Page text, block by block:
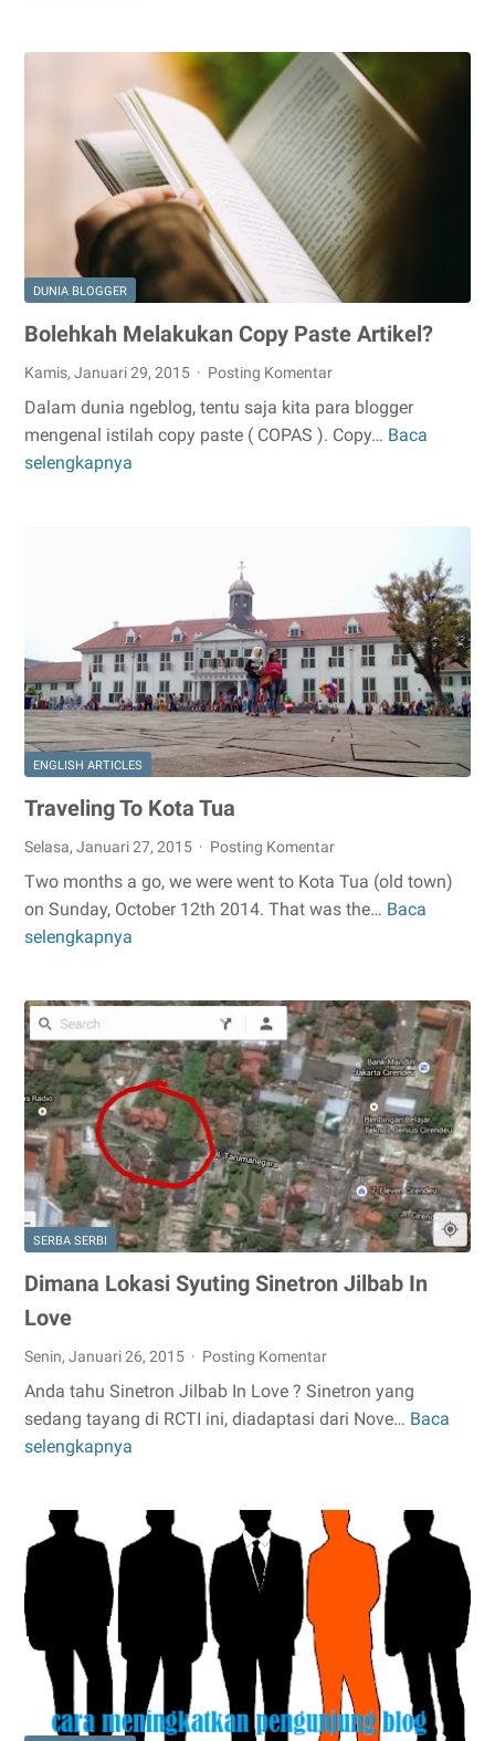
Blog
DUNIA BLOGGER
Bolehkah Melakukan Copy Paste Artikel?
Kamis, Januari 29, 2015 Posting Komentar
Dalam dunia ngeblog, tentu saja kita para blogger
mengenal istilah copy paste ( COPAS ). Copy… Baca
selengkapnya
Bolehkah
ENGLISH ARTICLES
Traveling To Kota Tua
Selasa, Januari 27, 2015 Posting Komentar
Two months a go, we were went to Kota Tua (old town)
on Sunday, October 12th 2014. That was the… Baca
selengkapnya
Traveling
Tua
SERBA SERBI
Dimana Lokasi Syuting Sinetron Jilbab In
Love
Senin, Januari 26, 2015 Posting Komentar
Anda tahu Sinetron Jilbab In Love ? Sinetron yang
sedang tayang di RCTI ini, diadaptasi dari Nove… Baca
selengkapnya
Dimana
Jilbab